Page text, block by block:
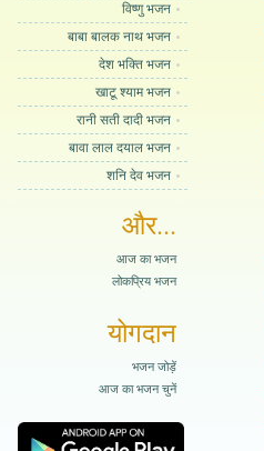
विष्णु भजन
बाबा बालक नाथ भजन
देश भक्ति भजन
खाटू श्याम भजन
रानी सती दादी भजन
बावा लाल दयाल भजन
शनि देव भजन
और...
आज का भजन
लोकप्रिय भजन
योगदान
भजन जोड़ें
आज का भजन चुनें